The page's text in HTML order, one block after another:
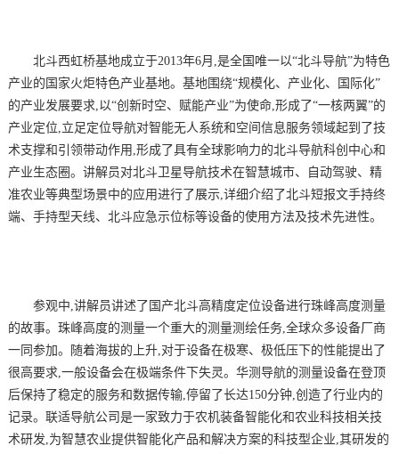
北斗西虹桥基地成立于2013年6月,是全国唯一以“北斗导航”为特色
产业的国家火炬特色产业基地。基地围绕“规模化、产业化、国际化”
的产业发展要求,以“创新时空、赋能产业”为使命,形成了“一核两翼”的
产业定位,立足定位导航对智能无人系统和空间信息服务领域起到了技
术支撑和引领带动作用,形成了具有全球影响力的北斗导航科创中心和
产业生态圈。讲解员对北斗卫星导航技术在智慧城市、自动驾驶、精
准农业等典型场景中的应用进行了展示,详细介绍了北斗短报文手持终
端、手持型天线、北斗应急示位标等设备的使用方法及技术先进性。
参观中,讲解员讲述了国产北斗高精度定位设备进行珠峰高度测量
的故事。珠峰高度的测量一个重大的测量测绘任务,全球众多设备厂商
一同参加。随着海拔的上升,对于设备在极寒、极低压下的性能提出了
很高要求,一般设备会在极端条件下失灵。华测导航的测量设备在登顶
后保持了稳定的服务和数据传输,停留了长达150分钟,创造了行业内的
记录。联适导航公司是一家致力于农机装备智能化和农业科技相关技
术研发,为智慧农业提供智能化产品和解决方案的科技型企业,其研发的